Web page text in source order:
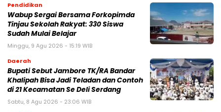
Pendidikan
Wabup Sergai Bersama Forkopimda
Tinjau Sekolah Rakyat: 330 Siswa
Sudah Mulai Belajar
Minggu, 9 Agu 2026 - 15:19 WIB
Daerah
Bupati Sebut Jambore TK/RA Bandar
Khalipah Bisa Jadi Teladan dan Contoh
di 21 Kecamatan Se Deli Serdang
Sabtu, 8 Agu 2026 - 23:06 WIB